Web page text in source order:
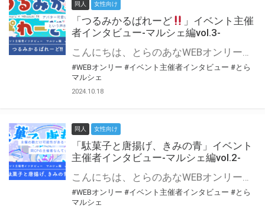
同人 女性向け
「つるみかるぱれーど
」イベント主催
者インタビュー-マルシェ編vol.3-
こんにちは、とらのあなWEBオンリー運営スタッフです。 新たにお届けする、イベント主催者インタビュー-マルシェ編-は、 とらのあなWEBオンリー「マルシェ」をご利用した主催様に 「マルシェ」を使って開催した感想や心がけをお聞きする企画です。 今回は、WEBオンリー初開催「つるみかるぱれーど
#WEBオンリー #イベント主催者インタビュー #とら
マルシェ
2024.10.18
同人 女性向け
「駄菓子と唐揚げ、きみの青」イベント
主催者インタビュー-マルシェ編vol.2-
こんにちは、とらのあなWEBオンリー運営スタッフです。 新たにお届けする、イベント主催者インタビュー-マルシェ編-は、 とらのあなWEBオンリー「マルシェ」をご利用の主催様に 「マルシェ」を使ってイベントを開催した感想や心がけをお聞きする企画です。 今回は、WEBオンリー初開催「駄菓子と唐揚げ、きみの青」より、 主催のぎこ六屋様にお話を伺いました。 協力：ぎこ六屋様／イベント公式Twitter（@krkgwks） とらのあなWEBオンリー「マルシェ」とは？ WEBオンリーでリアルタイムでコミュニケーションがとれるオンライン会場です。
#WEBオンリー #イベント主催者インタビュー #とら
マルシェ